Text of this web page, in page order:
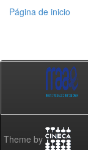
Página de inicio
Theme by